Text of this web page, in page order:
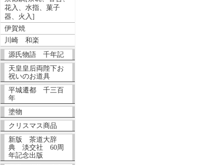
花入、水指、菓子
器、火入]
伊賀焼
川崎 和楽
源氏物語 千年記
天皇皇后両陛下お
祝いのお道具
平城遷都 千三百
年
塗物
クリスマス商品
新版 茶道大辞
典 淡交社 60周
年記念出版